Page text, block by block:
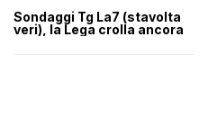
Sondaggi Tg La7 (stavolta
veri), la Lega crolla ancora